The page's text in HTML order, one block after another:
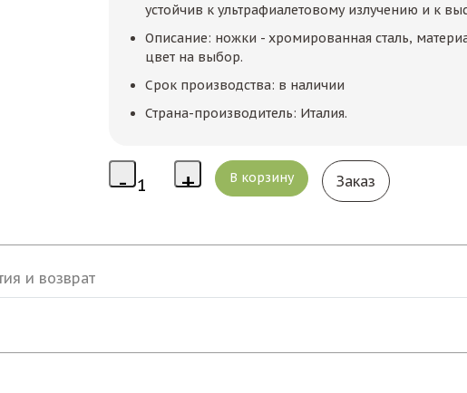
устойчив к ультрафиалетовому излучению и к
Описание: ножки - хромированная сталь,
цвет на выбор.
Срок производства: в наличии
Страна-производитель: Италия.
Заказ
и возврат